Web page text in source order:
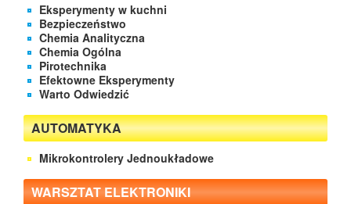
Eksperymenty w kuchni
Bezpieczeństwo
Chemia Analityczna
Chemia Ogólna
Pirotechnika
Efektowne Eksperymenty
Warto Odwiedzić
AUTOMATYKA
Mikrokontrolery Jednoukładowe
WARSZTAT ELEKTRONIKI